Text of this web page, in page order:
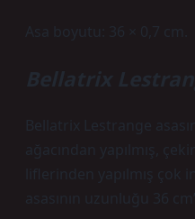
Asa boyutu: 36 × 0,7 cm.
Bellatrix
Bellatrix Lestrange
ağacından yapılmış,
liflerinden yapılmış çok
asasının uzunluğu 36